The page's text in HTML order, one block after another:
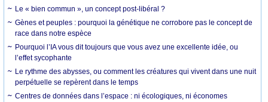
Le « bien commun », un concept post-libéral ?
Gènes et peuples : pourquoi la génétique ne corrobore pas le concept de
race dans notre espèce
Pourquoi l’IA vous dit toujours que vous avez une excellente idée, ou
l’effet sycophante
Le rythme des abysses, ou comment les créatures qui vivent dans une nuit
perpétuelle se repèrent dans le temps
Centres de données dans l’espace : ni écologiques, ni économes